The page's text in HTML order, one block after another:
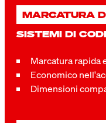
MARCATURA
SISTEMI DI
Marcatura rapida
Economico
Dimensioni